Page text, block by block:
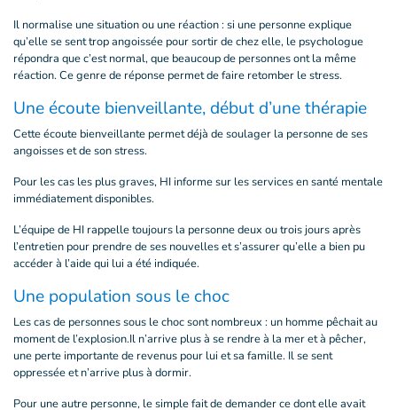
Il normalise une situation ou une réaction : si une personne explique
qu’elle se sent trop angoissée pour sortir de chez elle, le psychologue
répondra que c’est normal, que beaucoup de personnes ont la même
réaction. Ce genre de réponse permet de faire retomber le stress.
Une écoute bienveillante, début d’une thérapie
Cette écoute bienveillante permet déjà de soulager la personne de ses
angoisses et de son stress.
Pour les cas les plus graves, HI informe sur les services en santé mentale
immédiatement disponibles.
L’équipe de HI rappelle toujours la personne deux ou trois jours après
l’entretien pour prendre de ses nouvelles et s’assurer qu’elle a bien pu
accéder à l’aide qui lui a été indiquée.
Une population sous le choc
Les cas de personnes sous le choc sont nombreux : un homme pêchait au
moment de l’explosion.Il n’arrive plus à se rendre à la mer et à pêcher,
une perte importante de revenus pour lui et sa famille. Il se sent
oppressée et n’arrive plus à dormir.
Pour une autre personne, le simple fait de demander ce dont elle avait